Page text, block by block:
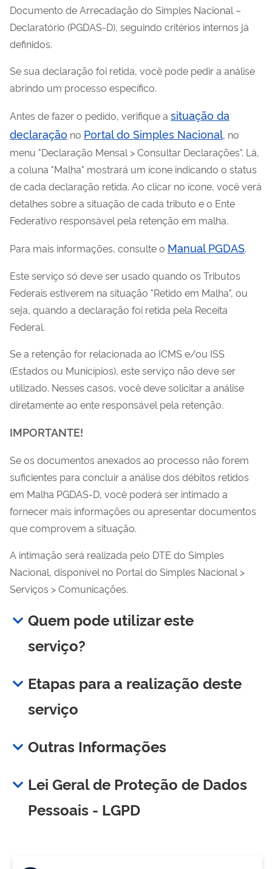
Documento de Arrecadação do Simples Nacional –
Declaratório (PGDAS-D), seguindo critérios internos já
definidos.
Se sua declaração foi retida, você pode pedir a análise
abrindo um processo específico.
Antes de fazer o pedido, verifique a situação da
declaração no Portal do Simples Nacional, no
menu "Declaração Mensal > Consultar Declarações". Lá,
a coluna "Malha" mostrará um ícone indicando o status
de cada declaração retida. Ao clicar no ícone, você verá
detalhes sobre a situação de cada tributo e o Ente
Federativo responsável pela retenção em malha.
Para mais informações, consulte o Manual PGDAS.
Este serviço só deve ser usado quando os Tributos
Federais estiverem na situação "Retido em Malha", ou
seja, quando a declaração foi retida pela Receita
Federal.
Se a retenção for relacionada ao ICMS e/ou ISS
(Estados ou Municípios), este serviço não deve ser
utilizado. Nesses casos, você deve solicitar a análise
diretamente ao ente responsável pela retenção.
IMPORTANTE!
Se os documentos anexados ao processo não forem
suficientes para concluir a análise dos débitos retidos
em Malha PGDAS-D, você poderá ser intimado a
fornecer mais informações ou apresentar documentos
que comprovem a situação.
A intimação será realizada pelo DTE do Simples
Nacional, disponível no Portal do Simples Nacional >
Serviços > Comunicações.
Quem pode utilizar este
serviço?
Etapas para a realização deste
serviço
Outras Informações
Lei Geral de Proteção de Dados
Pessoais - LGPD